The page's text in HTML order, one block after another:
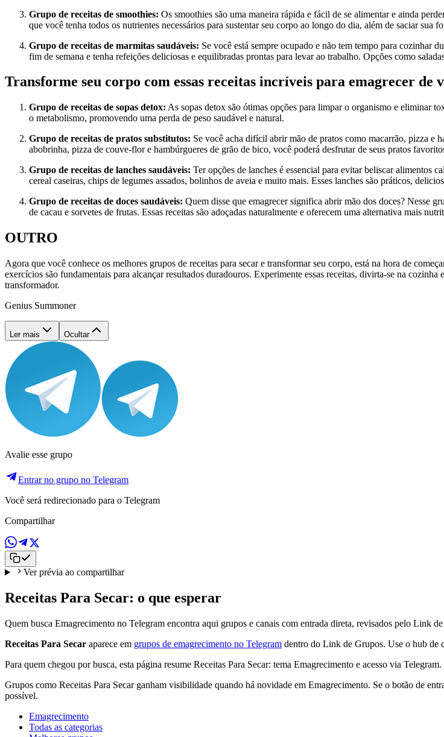
Grupo de receitas de smoothies: Os smoothies são uma maneira rápida e fácil de se alimentar e ainda
que você tenha todos os nutrientes necessários para sustentar seu corpo ao longo do dia, além de saciar sua
Grupo de receitas de marmitas saudáveis: Se você está sempre ocupado e não tem tempo para cozinhar
fim de semana e tenha refeições deliciosas e equilibradas prontas para levar ao trabalho. Opções como
Transforme seu corpo com essas receitas incríveis para emagrecer de
Grupo de receitas de sopas detox: As sopas detox são ótimas opções para limpar o organismo e eliminar
o metabolismo, promovendo uma perda de peso saudável e natural.
Grupo de receitas de pratos substitutos: Se você acha difícil abrir mão de pratos como macarrão, pizza e
abobrinha, pizza de couve-flor e hambúrgueres de grão de bico, você poderá desfrutar de seus pratos
Grupo de receitas de lanches saudáveis: Ter opções de lanches é essencial para evitar beliscar alimentos
cereal caseiras, chips de legumes assados, bolinhos de aveia e muito mais. Esses lanches são práticos,
Grupo de receitas de doces saudáveis: Quem disse que emagrecer significa abrir mão dos doces? Nesse
de cacau e sorvetes de frutas. Essas receitas são adoçadas naturalmente e oferecem uma alternativa mais
OUTRO
Agora que você conhece os melhores grupos de receitas para secar e transformar seu corpo, está na hora de
exercícios são fundamentais para alcançar resultados duradouros. Experimente essas receitas, divirta-se na
transformador.
Genius Summoner
Ler mais Ocultar
Avalie esse grupo
Entrar no grupo no Telegram
Você será redirecionado para o Telegram
Compartilhar
Ver prévia ao compartilhar
Receitas Para Secar: o que esperar
Quem busca Emagrecimento no Telegram encontra aqui grupos e canais com entrada direta, revisados pelo Link
Receitas Para Secar aparece em grupos de emagrecimento no Telegram dentro do Link de Grupos. Use o hub de
Para quem chegou por busca, esta página resume Receitas Para Secar: tema Emagrecimento e acesso via
Grupos como Receitas Para Secar ganham visibilidade quando há novidade em Emagrecimento. Se o botão de
possível.
Emagrecimento
Todas as categorias